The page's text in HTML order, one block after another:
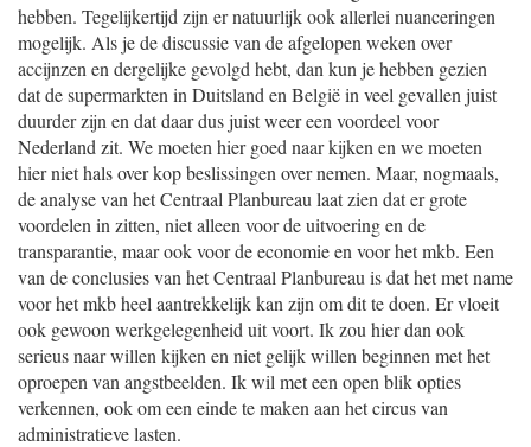
hebben. Tegelijkertijd zijn er natuurlijk ook allerlei nuanceringen
mogelijk. Als je de discussie van de afgelopen weken over
accijnzen en dergelijke gevolgd hebt, dan kun je hebben gezien
dat de supermarkten in Duitsland en België in veel gevallen juist
duurder zijn en dat daar dus juist weer een voordeel voor
Nederland zit. We moeten hier goed naar kijken en we moeten
hier niet hals over kop beslissingen over nemen. Maar, nogmaals,
de analyse van het Centraal Planbureau laat zien dat er grote
voordelen in zitten, niet alleen voor de uitvoering en de
transparantie, maar ook voor de economie en voor het mkb. Een
van de conclusies van het Centraal Planbureau is dat het met name
voor het mkb heel aantrekkelijk kan zijn om dit te doen. Er vloeit
ook gewoon werkgelegenheid uit voort. Ik zou hier dan ook
serieus naar willen kijken en niet gelijk willen beginnen met het
oproepen van angstbeelden. Ik wil met een open blik opties
verkennen, ook om een einde te maken aan het circus van
administratieve lasten.